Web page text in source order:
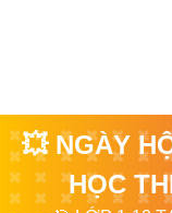
💥 NGÀY
HỌC